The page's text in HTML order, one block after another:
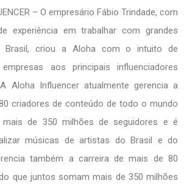
– O empresário Fábio Trindade, com
experiência em trabalhar com grandes
criou a Aloha com o intuito de
aos principais influenciadores
Aloha Influencer atualmente gerencia a
criadores de conteúdo de todo o mundo
de 350 milhões de seguidores e é
músicas de artistas do Brasil e do
também a carreira de mais de 80
que juntos somam mais de 350 milhões